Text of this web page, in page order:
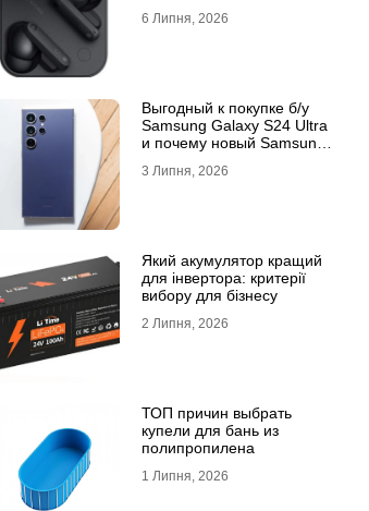
6 Липня, 2026
Выгодный к покупке б/у
Samsung Galaxy S24 Ultra
и почему новый Samsung
лучшим
3 Липня, 2026
Який акумулятор кращий
для інвертора: критерії
вибору для бізнесу
2 Липня, 2026
ТОП причин выбрать
купели для бань из
полипропилена
1 Липня, 2026